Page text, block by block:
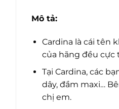
Mô tả:
Cardina là cái tên
của hãng đều cực
Tại Cardina, các
dây, đầm maxi…
chị em.